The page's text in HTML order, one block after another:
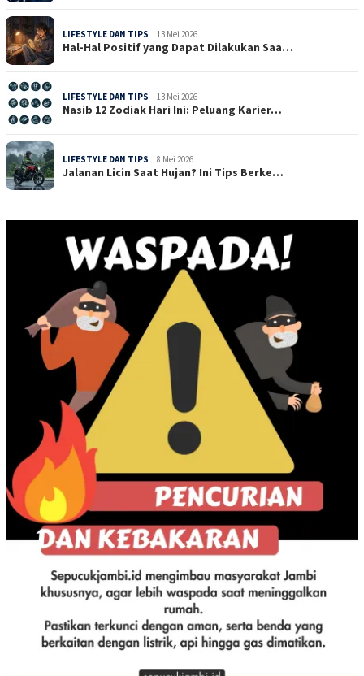
LIFESTYLE DAN TIPS 13 Mei 2026
Hal-Hal Positif yang Dapat Dilakukan Saa…
LIFESTYLE DAN TIPS 13 Mei 2026
Nasib 12 Zodiak Hari Ini: Peluang Karier…
LIFESTYLE DAN TIPS 8 Mei 2026
Jalanan Licin Saat Hujan? Ini Tips Berke…